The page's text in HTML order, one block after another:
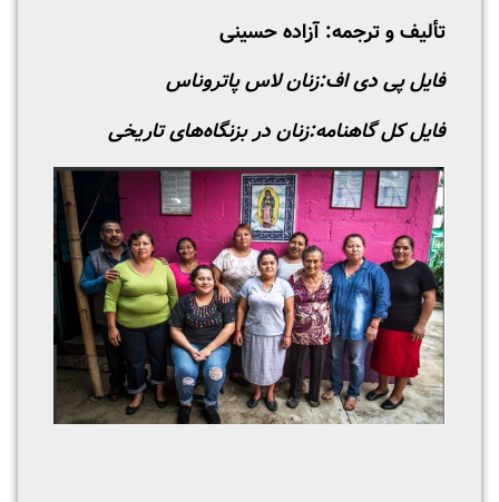
تألیف و ترجمه: آزاده حسینی
فایل پی دی اف:زنان لاس پاتروناس
فایل کل گاهنامه:زنان در بزنگاه‌های تاریخی